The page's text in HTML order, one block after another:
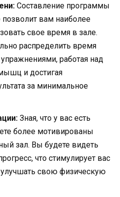
Составление программы
позволит вам наиболее
свое время в зале.
распределить время
работая над
и достигая
за минимальное
Зная, что у вас есть
более мотивированы
зал. Вы будете видеть
что стимулирует вас
свою физическую